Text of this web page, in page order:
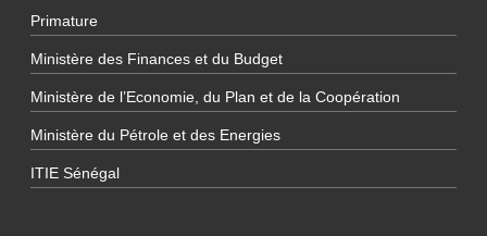
Primature
Ministère des Finances et du Budget
Ministère de l’Economie, du Plan et de la Coopération
Ministère du Pétrole et des Energies
ITIE Sénégal